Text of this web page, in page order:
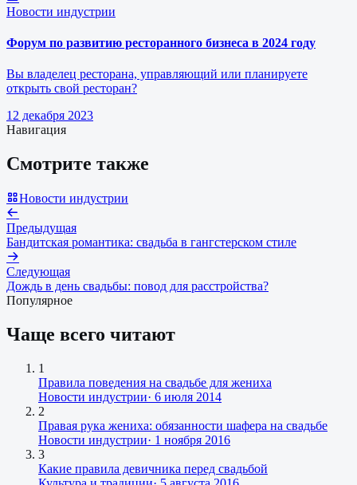
Новости индустрии
Форум по развитию ресторанного бизнеса в 2024 году
Вы владелец ресторана, управляющий или планируете
открыть свой ресторан?
12 декабря 2023
Навигация
Смотрите также
Новости индустрии
Предыдущая
Бандитская романтика: свадьба в гангстерском стиле
Следующая
Дождь в день свадьбы: повод для расстройства?
Популярное
Чаще всего читают
1
Правила поведения на свадьбе для жениха
Новости индустрии· 6 июля 2014
2
Правая рука жениха: обязанности шафера на свадьбе
Новости индустрии· 1 ноября 2016
3
Какие правила девичника перед свадьбой